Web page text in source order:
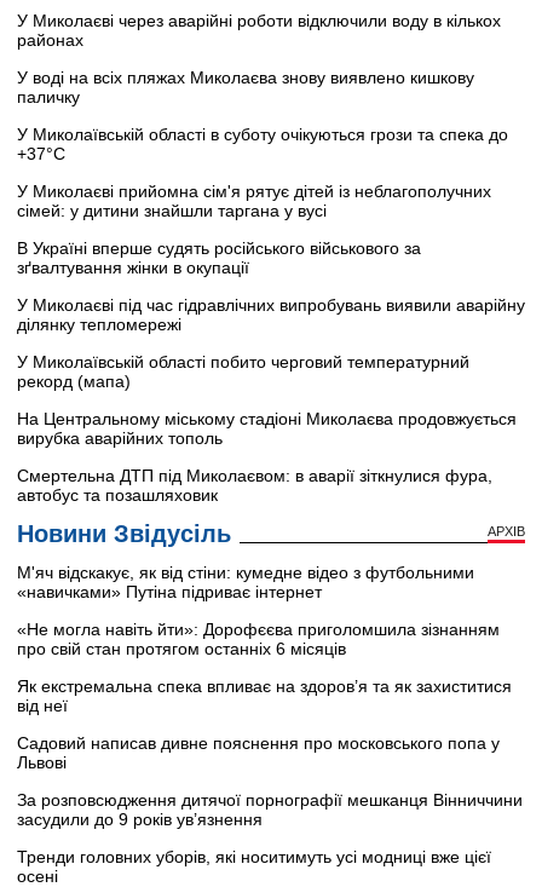
У Миколаєві через аварійні роботи відключили воду в кількох
районах
У воді на всіх пляжах Миколаєва знову виявлено кишкову
паличку
У Миколаївській області в суботу очікуються грози та спека до
+37°C
У Миколаєві прийомна сім'я рятує дітей із неблагополучних
сімей: у дитини знайшли таргана у вусі
В Україні вперше судять російського військового за
зґвалтування жінки в окупації
У Миколаєві під час гідравлічних випробувань виявили аварійну
ділянку тепломережі
У Миколаївській області побито черговий температурний
рекорд (мапа)
На Центральному міському стадіоні Миколаєва продовжується
вирубка аварійних тополь
Смертельна ДТП під Миколаєвом: в аварії зіткнулися фура,
автобус та позашляховик
Новини Звідусіль АРХІВ
М'яч відскакує, як від стіни: кумедне відео з футбольними
«навичками» Путіна підриває інтернет
«Не могла навіть йти»: Дорофєєва приголомшила зізнанням
про свій стан протягом останніх 6 місяців
Як екстремальна спека впливає на здоров’я та як захиститися
від неї
Садовий написав дивне пояснення про московського попа у
Львові
За розповсюдження дитячої порнографії мешканця Вінниччини
засудили до 9 років ув’язнення
Тренди головних уборів, які носитимуть усі модниці вже цієї
осені